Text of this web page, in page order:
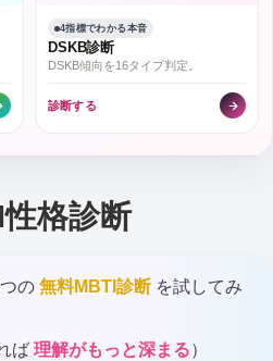
4指標でわかる本音
DSKB診断
DSKB傾向を16タイプ判定。
診断する
格診断
の 無料MBTI診断を試してみ
ば 理解がもっと深まる）